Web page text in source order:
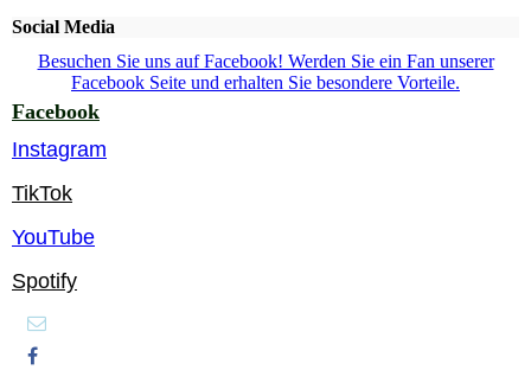
Social Media
Besuchen Sie uns auf Facebook! Werden Sie ein Fan unserer
Facebook Seite und erhalten Sie besondere Vorteile.
Facebook
Instagram
TikTok
YouTube
Spotify